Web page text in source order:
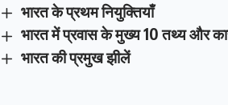
भारत के प्रथम नियुक्तियाँ
भारत में प्रवास के मुख्य 10 तथ्य और
भारत की प्रमुख झीलें